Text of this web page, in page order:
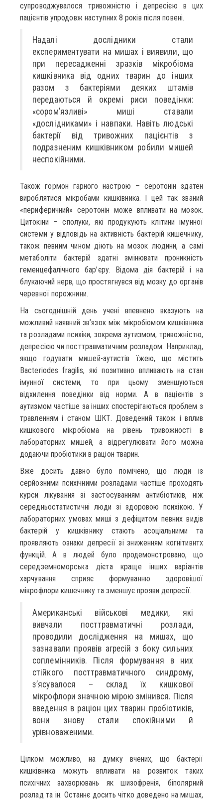
супроводжувалося тривожністю і депресією в цих
пацієнтів упродовж наступних 8 років після повені.
Надалі дослідники стали
експериментувати на мишах і виявили, що
при пересадженні зразків мікробіома
кишківника від одних тварин до інших
разом з бактеріями деяких штамів
передаються й окремі риси поведінки:
«сором’язливі» миші ставали
«дослідниками» і навпаки. Навіть людські
бактерії від тривожних пацієнтів з
подразненим кишківником робили мишей
неспокійними.
Також гормон гарного настрою – серотонін здатен
вироблятися мікробами кишківника. І цей так званий
«периферичний» серотонін може впливати на мозок.
Цитокіни – сполуки, які продукують клітини імунної
системи у відповідь на активність бактерій кишечнику,
також певним чином діють на мозок людини, а самі
метаболіти бактерій здатні змінювати проникність
геменцефалічного бар’єру. Відома дія бактерій і на
блукаючий нерв, що простягнувся від мозку до органів
черевної порожнини.
На сьогоднішній день учені впевнено вказують на
можливий наявний зв’язок між мікробіомом кишківника
та розладами психіки, зокрема аутизмом, тривожністю,
депресією чи посттравматичним розладом. Наприклад,
якщо годувати мишей-аутистів їжею, що містить
Bacteriodes fragilis, які позитивно впливають на стан
імунної системи, то при цьому зменшуються
відхилення поведінки від норми. А в пацієнтів з
аутизмом частіше за інших спостерігаються проблем з
травленням і станом ШКТ. Доведений також і вплив
кишкового мікробіома на рівень тривожності в
лабораторних мишей, а відрегулювати його можна
додаючи пробіотики в раціон тварин.
Вже досить давно було помічено, що люди із
серйозними психічними розладами частіше проходять
курси лікування зі застосуванням антибіотиків, ніж
середньостатистичні люди зі здоровою психікою. У
лабораторних умовах миші з дефіцитом певних видів
бактерій у кишківнику стають асоціальними та
проявляють ознаки депресії зі зниженням когнітивнтх
функцій. А в людей було продемонстровано, що
середземноморська дієта краще інших варіантів
харчування сприяє формуванню здоровішої
мікрофлори кишечнику та зменшує прояви депресії.
Американські військові медики, які
вивчали посттравматичні розлади,
проводили дослідження на мишах, що
зазнавали проявів агресій з боку сильних
соплемінників. Після формування в них
стійкого посттравматичного синдрому,
з’ясувалося – склад їх кишкової
мікрофлори значною мірою змінився. Після
введення в раціон цих тварин пробіотиків,
вони знову стали спокійними й
урівноваженими.
Цілком можливо, на думку вчених, що бактерії
кишківника можуть впливати на розвиток таких
психічних захворювань як шизофренія, біполярний
розлад та ін. Останнє досить чітко доведено на мишах,